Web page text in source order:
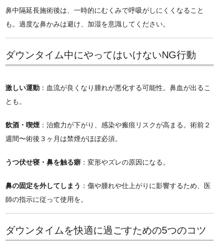
鼻中隔延長施術後は、一時的にむくみで呼吸がしにくくなること
も。過度な鼻かみは避け、加湿を意識してください。
ダウンタイム中にやってはいけないNG行動
激しい運動 ：血流が良くなり腫れが悪化する可能性。鼻血が出るこ
とも。
飲酒・喫煙 ：治癒力が下がり、感染や瘢痕リスクが高まる。術前２
週間〜術後３ヶ月は禁煙がほぼ必須。
うつ伏せ寝・鼻を触る癖 ：変形やズレの原因になる。
鼻の固定を外してしまう ：傷や腫れや仕上がりに影響するため、医
師の指示に従って使用を。
ダウンタイムを快適に過ごすための5つのコツ